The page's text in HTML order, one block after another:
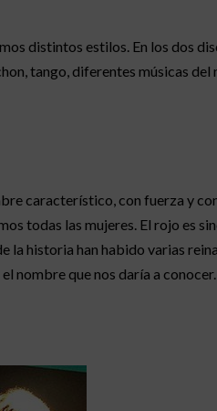
distintos estilos. En los dos
tango, diferentes músicas
característico, con fuerza y
todas las mujeres. El rojo es
la historia han habido varias
nombre que nos daría a conocer.